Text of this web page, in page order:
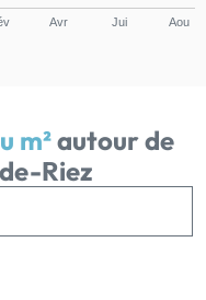
Avr Jui Aou
m²autour de
Riez